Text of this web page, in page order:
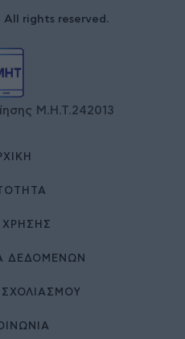
rights reserved.
Μ.Η.Τ.242013
ΧΡΉΣΗΣ
ΔΕΔΟΜΕΝΩΝ